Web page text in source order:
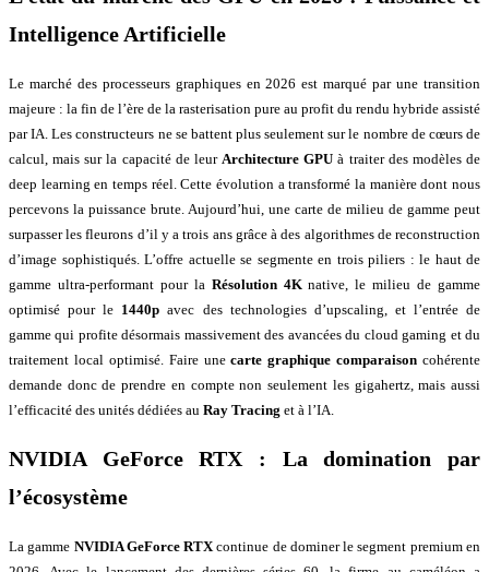
Intelligence Artificielle
Le marché des processeurs graphiques en 2026 est marqué par une transition
majeure : la fin de l’ère de la rasterisation pure au profit du rendu hybride assisté
par IA. Les constructeurs ne se battent plus seulement sur le nombre de cœurs de
calcul, mais sur la capacité de leur Architecture GPU à traiter des modèles de
deep learning en temps réel. Cette évolution a transformé la manière dont nous
percevons la puissance brute. Aujourd’hui, une carte de milieu de gamme peut
surpasser les fleurons d’il y a trois ans grâce à des algorithmes de reconstruction
d’image sophistiqués. L’offre actuelle se segmente en trois piliers : le haut de
gamme ultra-performant pour la Résolution 4Knative, le milieu de gamme
optimisé pour le 1440p avec des technologies d’upscaling, et l’entrée de
gamme qui profite désormais massivement des avancées du cloud gaming et du
traitement local optimisé. Faire unecarte graphique comparaison cohérente
demande donc de prendre en compte non seulement les gigahertz, mais aussi
l’efficacité des unités dédiées au Ray Tracing et à l’IA.
NVIDIA GeForce RTX : La domination par
l’écosystème
La gamme NVIDIA GeForce RTXcontinue de dominer le segment premium en